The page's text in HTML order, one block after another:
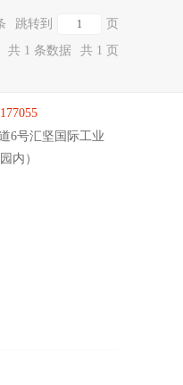
跳转到
页
共 1 条数据
共 1 页
6号汇坚国际工业
内）